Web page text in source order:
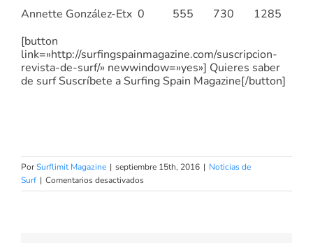
Annette González-Etx 0 555 730 1285
[button
link=»http://surfingspainmagazine.com/suscripcion-
revista-de-surf/» newwindow=»yes»] Quieres saber
de surf Suscríbete a Surfing Spain Magazine[/button]
PorSurflimit Magazine | septiembre 15th, 2016 | Noticias de
Surf | Comentarios desactivadosen
Surf